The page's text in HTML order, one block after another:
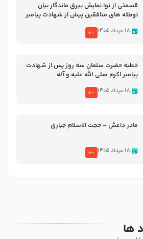
قسمتی از نوا نمایش بیرق ماندگار بیان
توطئه های منافقین پیش از شهادت پیامبر
۱۸ مرداد ۱۴۰۵
خطبه حضرت سلمان سه روز پس از شهادت
پیامبر اکرم صلی الله علیه و آله
۱۸ مرداد ۱۴۰۵
مادر داعش – حجت الاسلام جباری
۱۸ مرداد ۱۴۰۵
ها